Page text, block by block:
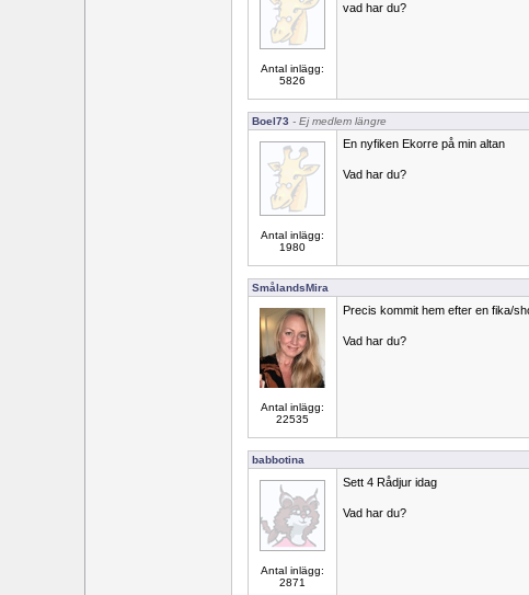
Antal inlägg:
5826
vad har du?
Boel73 - Ej medlem längre
Antal inlägg:
1980
En nyfiken Ekorre på min altan
Vad har du?
SmålandsMira
Antal inlägg:
22535
Precis kommit hem efter en fika/
Vad har du?
babbotina
Antal inlägg:
2871
Sett 4 Rådjur idag
Vad har du?